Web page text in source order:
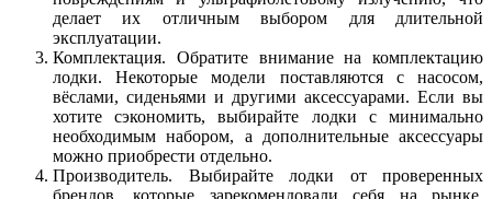
делает их отличным выбором для длительной
эксплуатации.
Комплектация. Обратите внимание на комплектацию
лодки. Некоторые модели поставляются с насосом,
вёслами, сиденьями и другими аксессуарами. Если вы
хотите сэкономить, выбирайте лодки с минимально
необходимым набором, а дополнительные аксессуары
можно приобрести отдельно.
Производитель. Выбирайте лодки от проверенных